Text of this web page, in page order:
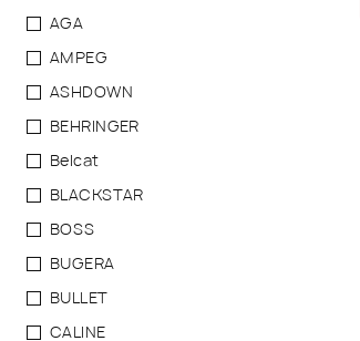
AGA
AMPEG
ASHDOWN
BEHRINGER
Belcat
BLACKSTAR
BOSS
BUGERA
BULLET
CALINE